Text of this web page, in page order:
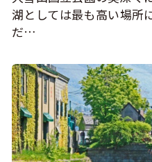
湖としては最も高い場所
だ…